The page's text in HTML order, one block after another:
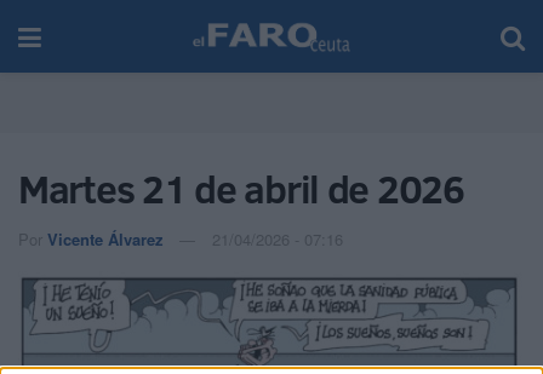
Martes 21 de abril de 2026
Por Vicente Álvarez 21/04/2026 - 07:16